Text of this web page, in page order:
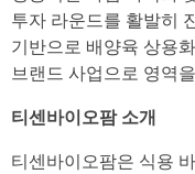
투자 라운드를 활발히
기반으로 배양육 상용
브랜드 사업으로 영역
티센바이오팜 소개
티센바이오팜은 식용